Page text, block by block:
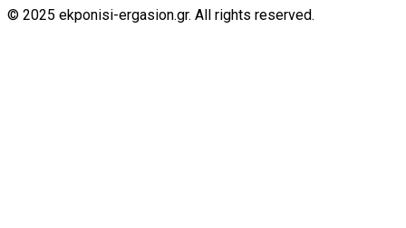
© 2025 ekponisi-ergasion.gr. All rights reserved.